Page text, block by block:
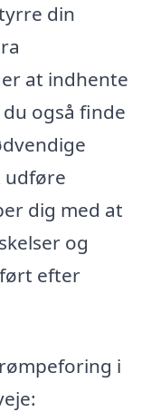
din
at indhente
også finde
udføre
dig med at
og
efter
i